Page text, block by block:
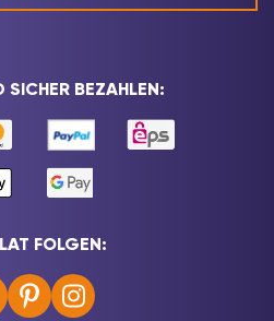
SICHER BEZAHLEN:
FOLGEN: